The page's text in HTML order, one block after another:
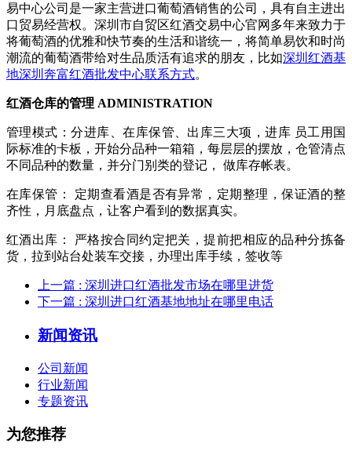
易中心公司是一家主营进口葡萄酒销售的公司，具有自主进出
口贸易经营权。深圳市自贸区红酒交易中心官网多年来致力于
将葡萄酒的优雅和快节奏的生活和谐统一，将简单易饮和时尚
潮流的葡萄酒带给对生品质活有追求的朋友，比如深圳红酒基
地深圳奔富红酒批发中心联系方式。
红酒仓库的管理 ADMINISTRATION
管理模式：分进库、在库保管、出库三大项，进库 员工用国
际标准的卡板，开始分品种一箱箱，每层层的摆放，仓管清点
不同品种的数量，并分门别类的登记， 做库存帐表。
在库保管： 定期查看酒是否有异常，定期整理，保证酒的整
齐性，月底盘点，让客户看到的数据真实。
红酒出库： 严格按合同约定把关，提前把相应的品种分拣备
货，拉到站台处装车交接，办理出库手续，签收等
上一篇 : 深圳进口红酒批发市场在哪里进货
下一篇 : 深圳进口红酒基地地址在哪里电话
新闻资讯
公司新闻
行业新闻
专题资讯
为您推荐